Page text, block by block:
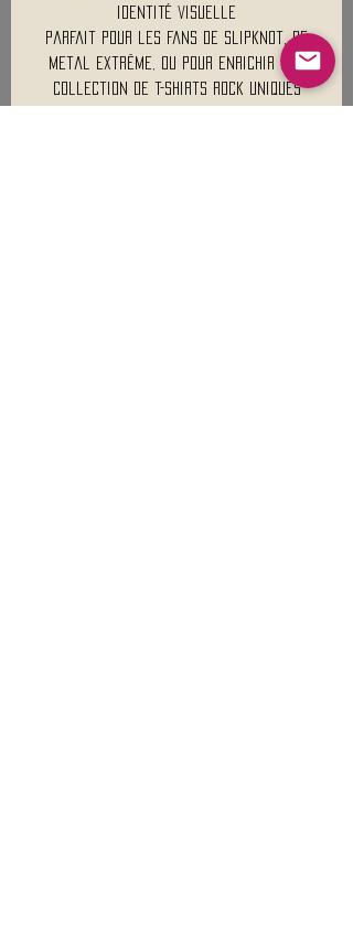
identité visuelle
Parfait pour les fans de Slipknot, de
metal extrême, ou pour enrichir une
collection de t-shirts rock uniques